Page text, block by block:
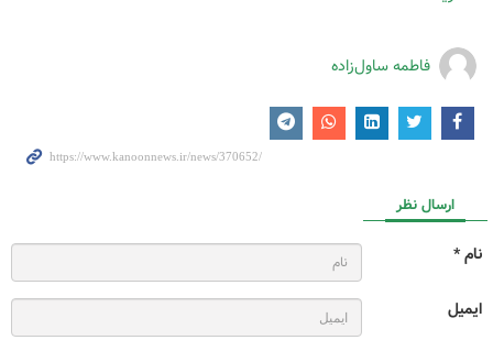
فاطمه ساول‌زاده
ارسال نظر
نام *
ایمیل